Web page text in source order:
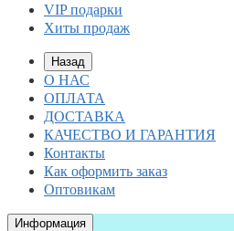
VIP подарки
Хиты продаж
Назад
О НАС
ОПЛАТА
ДОСТАВКА
КАЧЕСТВО И ГАРАНТИЯ
Контакты
Как оформить заказ
Оптовикам
Информация